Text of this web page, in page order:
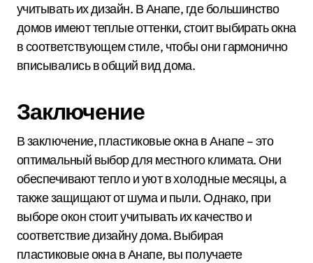
учитывать их дизайн. В Анапе, где большинство
домов имеют теплые оттенки, стоит выбирать окна
в соответствующем стиле, чтобы они гармонично
вписывались в общий вид дома.
Заключение
В заключение, пластиковые окна в Анапе – это
оптимальный выбор для местного климата. Они
обеспечивают тепло и уют в холодные месяцы, а
также защищают от шума и пыли. Однако, при
выборе окон стоит учитывать их качество и
соответствие дизайну дома. Выбирая
пластиковые окна в Анапе, вы получаете